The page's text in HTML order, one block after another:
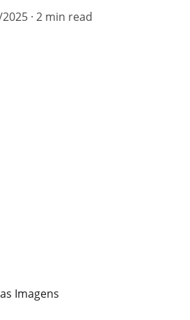
2 min read
Imagens